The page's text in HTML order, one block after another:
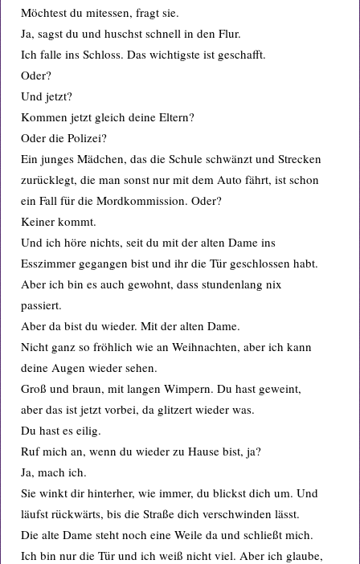
Möchtest du mitessen, fragt sie.
Ja, sagst du und huschst schnell in den Flur.
Ich falle ins Schloss. Das wichtigste ist geschafft.
Oder?
Und jetzt?
Kommen jetzt gleich deine Eltern?
Oder die Polizei?
Ein junges Mädchen, das die Schule schwänzt und Strecken
zurücklegt, die man sonst nur mit dem Auto fährt, ist schon
ein Fall für die Mordkommission. Oder?
Keiner kommt.
Und ich höre nichts, seit du mit der alten Dame ins
Esszimmer gegangen bist und ihr die Tür geschlossen habt.
Aber ich bin es auch gewohnt, dass stundenlang nix
passiert.
Aber da bist du wieder. Mit der alten Dame.
Nicht ganz so fröhlich wie an Weihnachten, aber ich kann
deine Augen wieder sehen.
Groß und braun, mit langen Wimpern. Du hast geweint,
aber das ist jetzt vorbei, da glitzert wieder was.
Du hast es eilig.
Ruf mich an, wenn du wieder zu Hause bist, ja?
Ja, mach ich.
Sie winkt dir hinterher, wie immer, du blickst dich um. Und
läufst rückwärts, bis die Straße dich verschwinden lässt.
Die alte Dame steht noch eine Weile da und schließt mich.
Ich bin nur die Tür und ich weiß nicht viel. Aber ich glaube,